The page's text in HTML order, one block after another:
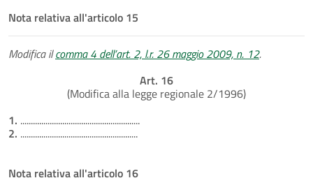
Nota relativa all'articolo 15
Modifica ilcomma 4 dell’art. 2, l.r. 26 maggio 2009, n. 12.
Art. 16
(Modifica alla legge regionale 2/1996)
1. .........................................................
2. ........................................................
Nota relativa all'articolo 16